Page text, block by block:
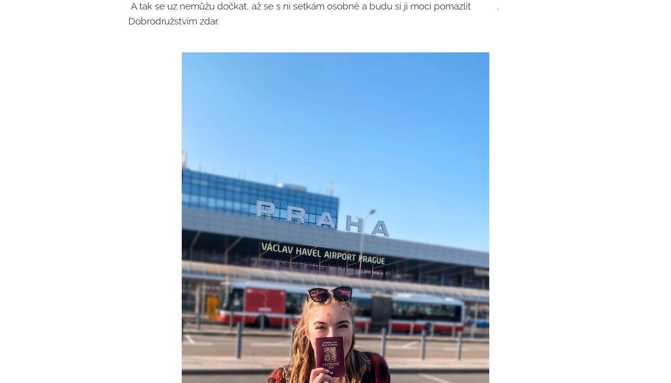
A tak se uz nemůžu dočkat, až se s ni setkám osobně a budu si ji moci pomazlit ☺️❤️‍🔥.
Dobrodružstvím zdar.